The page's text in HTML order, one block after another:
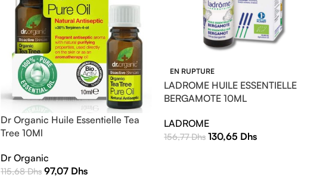
Dr Organic Huile Essentielle Tea
Tree 10Ml
Dr Organic
115,68Dhs 97,07 Dhs
EN RUPTURE
LADROME HUILE ESSENTIELLE
BERGAMOTE 10ML
LADROME
156,77Dhs 130,65 Dhs